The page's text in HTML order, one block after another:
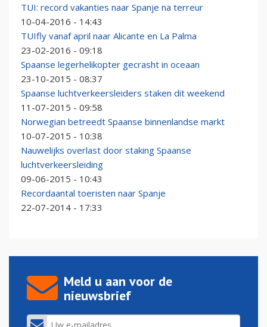
TUI: record vakanties naar Spanje na terreur
10-04-2016 - 14:43
TUIfly vanaf april naar Alicante en La Palma
23-02-2016 - 09:18
Spaanse legerhelikopter gecrasht in oceaan
23-10-2015 - 08:37
Spaanse luchtverkeersleiders staken dit weekend
11-07-2015 - 09:58
Norwegian betreedt Spaanse binnenlandse markt
10-07-2015 - 10:38
Nauwelijks overlast door staking Spaanse
luchtverkeersleiding
09-06-2015 - 10:43
Recordaantal toeristen naar Spanje
22-07-2014 - 17:33
Meld u aan voor de
nieuwsbrief